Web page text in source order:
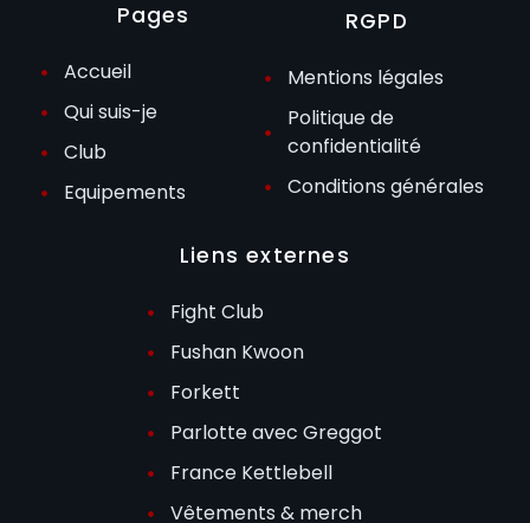
Pages
Accueil
Qui suis-je
Club
Equipements
RGPD
Mentions légales
Politique de
confidentialité
Conditions générales
Liens externes
Fight Club
Fushan Kwoon
Forkett
Parlotte avec Greggot
France Kettlebell
Vêtements & merch